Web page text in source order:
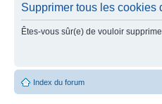
Supprimer tous les cookies
Êtes-vous sûr(e) de vouloir
Index du forum